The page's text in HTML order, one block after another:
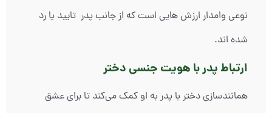
نوعی وامدار ارزش هایی است که از جانب پدر تایید یا رد
شده اند.
ارتباط پدر با هویت جنسی دختر
همانندسازی دختر با پدر به او کمک می‌کند تا برای عشق